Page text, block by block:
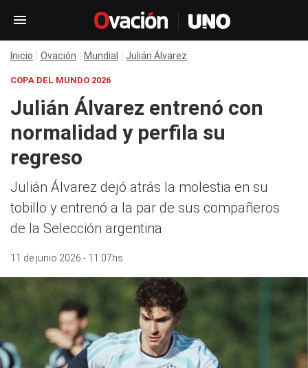
Inicio Ovación Mundial Julián Álvarez
COPA DEL MUNDO 2026
Julián Álvarez entrenó con
normalidad y perfila su
regreso
Julián Álvarez dejó atrás la molestia en su
tobillo y entrenó a la par de sus compañeros
de la Selección argentina
11 de junio 2026 - 11:07hs